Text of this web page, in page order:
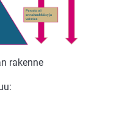
rakenne